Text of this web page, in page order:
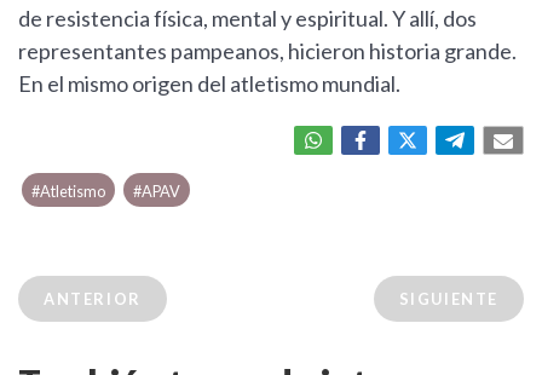
de resistencia física, mental y espiritual. Y allí, dos
representantes pampeanos, hicieron historia grande.
En el mismo origen del atletismo mundial.
#Atletismo #APAV
ANTERIOR SIGUIENTE